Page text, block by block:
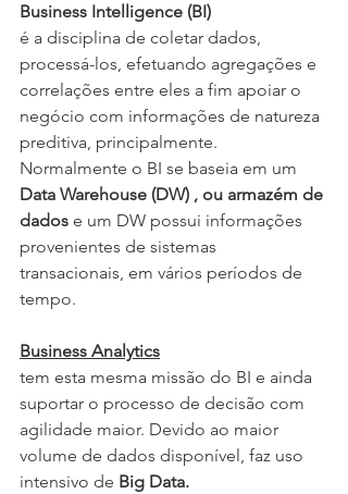
Business Intelligence (BI)
é a disciplina de coletar dados,
processá-los, efetuando agregações e
correlações entre eles a fim apoiar o
negócio com informações de natureza
preditiva, principalmente.
Normalmente o BI se baseia em um
Data Warehouse (DW) , ou armazém de
dados e um DW possui informações
provenientes de sistemas
transacionais, em vários períodos de
tempo.
Business Analytics
tem esta mesma missão do BI e ainda
suportar o processo de decisão com
agilidade maior. Devido ao maior
volume de dados disponível, faz uso
intensivo de Big Data.